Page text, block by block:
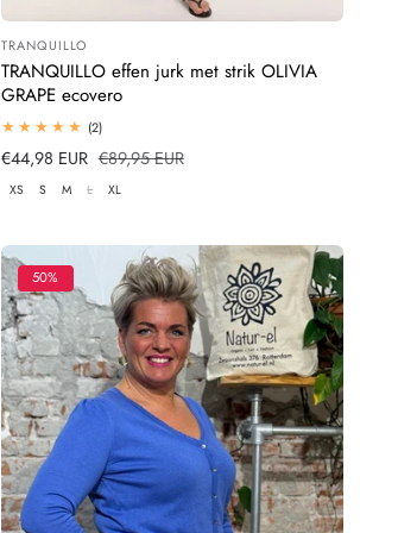
Leverancier:
TRANQUILLO
TRANQUILLO effen jurk met strik OLIVIA
GRAPE ecovero
(2)2
beoordelingen
Verkoopprijs
€44,98 EUR Normale
prijs
€89,95 EUR
XS S M L XL
50%